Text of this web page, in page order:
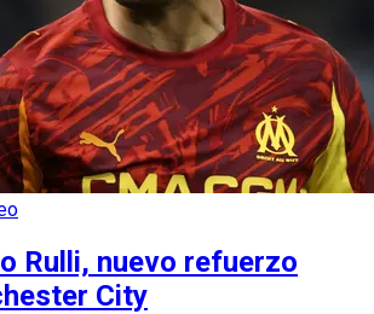
Rulli, nuevo refuerzo
City